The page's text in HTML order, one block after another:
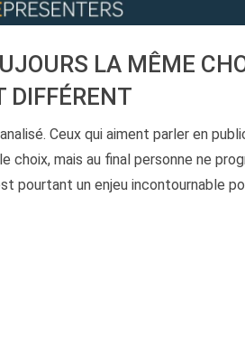
LA MÊME
DIFFÉRENT
Ceux qui aiment parler en
choix, mais au final personne ne
pourtant un enjeu incontournable